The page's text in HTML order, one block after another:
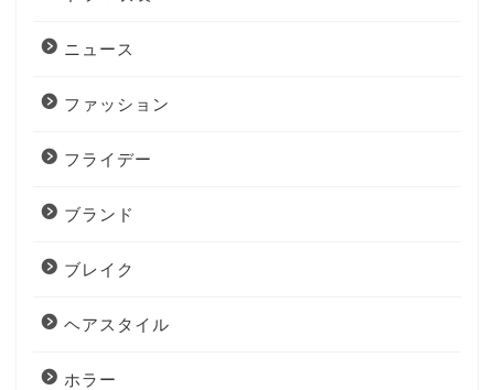
ニュース
ファッション
フライデー
ブランド
ブレイク
ヘアスタイル
ホラー